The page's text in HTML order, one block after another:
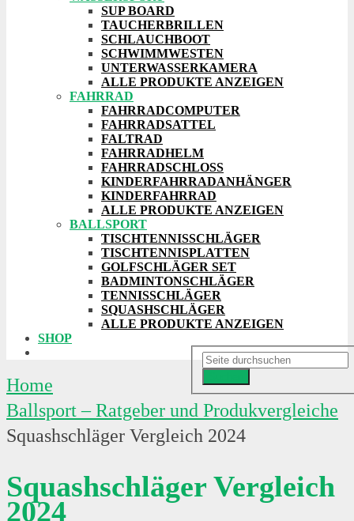
SUP BOARD
TAUCHERBRILLEN
SCHLAUCHBOOT
SCHWIMMWESTEN
UNTERWASSERKAMERA
ALLE PRODUKTE ANZEIGEN
FAHRRAD
FAHRRADCOMPUTER
FAHRRADSATTEL
FALTRAD
FAHRRADHELM
FAHRRADSCHLOSS
KINDERFAHRRADANHÄNGER
KINDERFAHRRAD
ALLE PRODUKTE ANZEIGEN
BALLSPORT
TISCHTENNISSCHLÄGER
TISCHTENNISPLATTEN
GOLFSCHLÄGER SET
BADMINTONSCHLÄGER
TENNISSCHLÄGER
SQUASHSCHLÄGER
ALLE PRODUKTE ANZEIGEN
SHOP
Home
Ballsport – Ratgeber und Produkvergleiche
Squashschläger Vergleich 2024
Squashschläger Vergleich
2024